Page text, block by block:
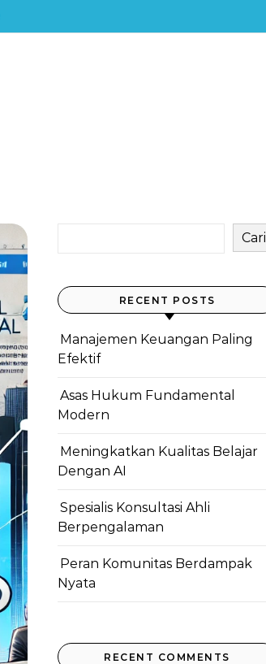
Cari
RECENT POSTS
Manajemen Keuangan Paling
Efektif
Asas Hukum Fundamental
Modern
Meningkatkan Kualitas Belajar
Dengan AI
Spesialis Konsultasi Ahli
Berpengalaman
Peran Komunitas Berdampak
Nyata
RECENT COMMENTS